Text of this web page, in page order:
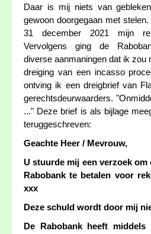
Daar is mij niets van
gewoon doorgegaan met
31 december 2021 mijn
Vervolgens ging de
diverse aanmaningen dat ik zou
dreiging van een incasso
ontving ik een dreigbrief van
gerechtsdeurwaarders.
..." Deze brief is als bijlage
teruggeschreven:
Geachte Heer / Mevrouw,
U stuurde mij een verzoek om
Rabobank te betalen voor
xxx
Deze schuld wordt door mij
De Rabobank heeft middels